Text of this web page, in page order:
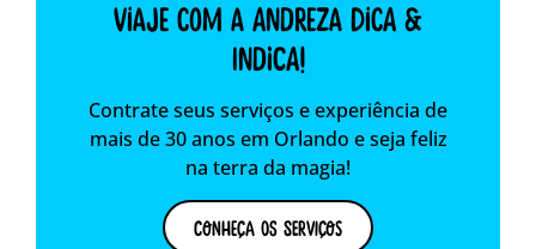
Viaje com a Andreza dica &
indica!
Contrate seus serviços e experiência de
mais de 30 anos em Orlando e seja feliz
na terra da magia!
Conheça os Serviços